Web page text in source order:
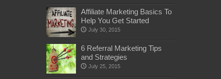
Affiliate Marketing Basics To
Help You Get Started
July 30, 2015
6 Referral Marketing Tips
and Strategies
July 25, 2015